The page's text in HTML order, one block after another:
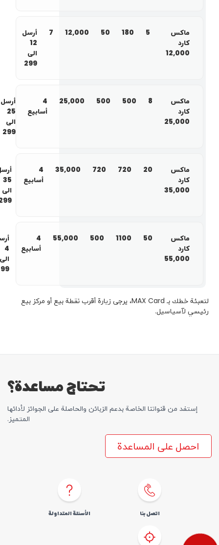
ماكس
كارد
12,000
5
180
50
12,000
7
أرسل
12
الى
299
ماكس
كارد
25,000
8
500
500
25,000
4
أسابيع
أرسل
25
الى
299
ماكس
كارد
35,000
20
720
720
35,000
4
أسابيع
35
الى
ماكس
كارد
55,000
50
1100
500
55,000
4
أسابيع
4
الى
لتعبئة خطك بـ MAX Card، یرجی زيارة أقرب نقطة بيع أو مركز بيع
رئیسي لآسياسيل.
تحتاج مساعدة؟
إستفد من قنواتنا الخاصة بدعم الزبائن والحاصلة علی الجوائز لأدائها
المتمیز.
احصل على المساعدة
اتصل بنا الأسئلة المتداولة